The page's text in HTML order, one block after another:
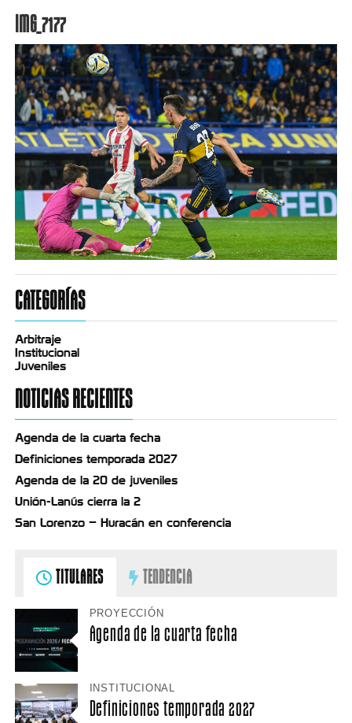
IMG_7177
CATEGORÍAS
Arbitraje
Institucional
Juveniles
NOTICIAS RECIENTES
Agenda de la cuarta fecha
Definiciones temporada 2027
Agenda de la 20 de juveniles
Unión-Lanús cierra la 2
San Lorenzo – Huracán en conferencia
TITULARES TENDENCIA
PROYECCIÓN
Agenda de la cuarta fecha
INSTITUCIONAL
Definiciones temporada 2027